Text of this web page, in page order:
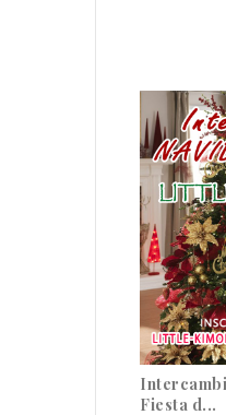
Fiesta d...